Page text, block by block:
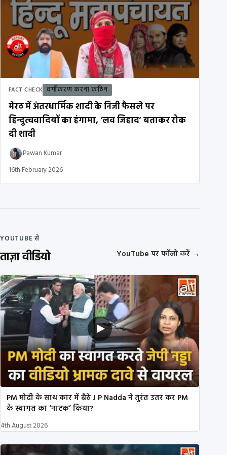
FACT CHECK वर्गीकरण करना कठिन
मेरठ में अंतरधार्मिक शादी के निजी फैसले पर
हिन्दुत्ववादियों का हंगामा, ‘लव जिहाद’ बताकर रोक
दी शादी
Pawan Kumar
16th February 2026
YOUTUBE से
ताज़ा वीडियो YouTube पर फॉलो करें →
PM मोदी के साथ कार में बैठे J P Nadda ने तुरंत उतर कर PM
के स्वागत का ‘नाटक’ किया?
4th August 2026